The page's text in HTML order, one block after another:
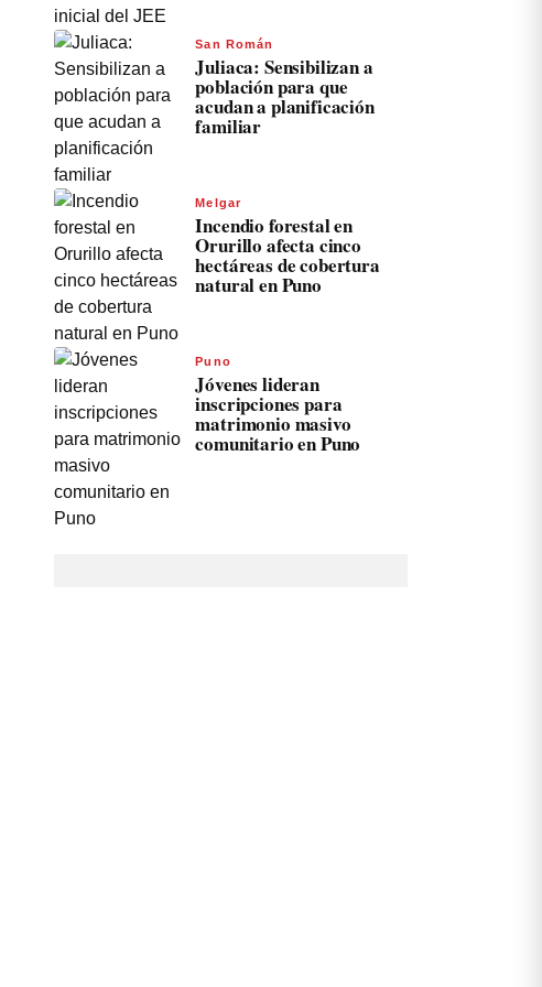
San Román
Juliaca: Sensibilizan a
población para que
acudan a planificación
familiar
Melgar
Incendio forestal en
Orurillo afecta cinco
hectáreas de cobertura
natural en Puno
Puno
Jóvenes lideran
inscripciones para
matrimonio masivo
comunitario en Puno